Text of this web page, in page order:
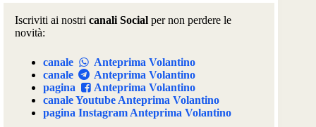
Iscriviti ai nostri canali Social per non perdere le
novità:
canale
Anteprima Volantino
canale
Anteprima Volantino
pagina
Anteprima Volantino
canale Youtube Anteprima Volantino
pagina Instagram Anteprima Volantino